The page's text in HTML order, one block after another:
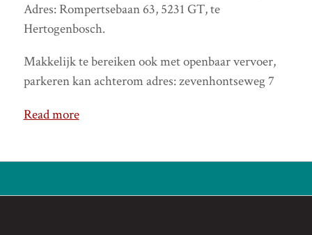
Adres: Rompertsebaan 63, 5231 GT, te
Hertogenbosch.
Makkelijk te bereiken ook met openbaar vervoer,
parkeren kan achterom adres: zevenhontseweg 7
Read more